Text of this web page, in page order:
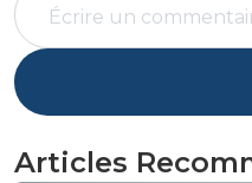
Articles